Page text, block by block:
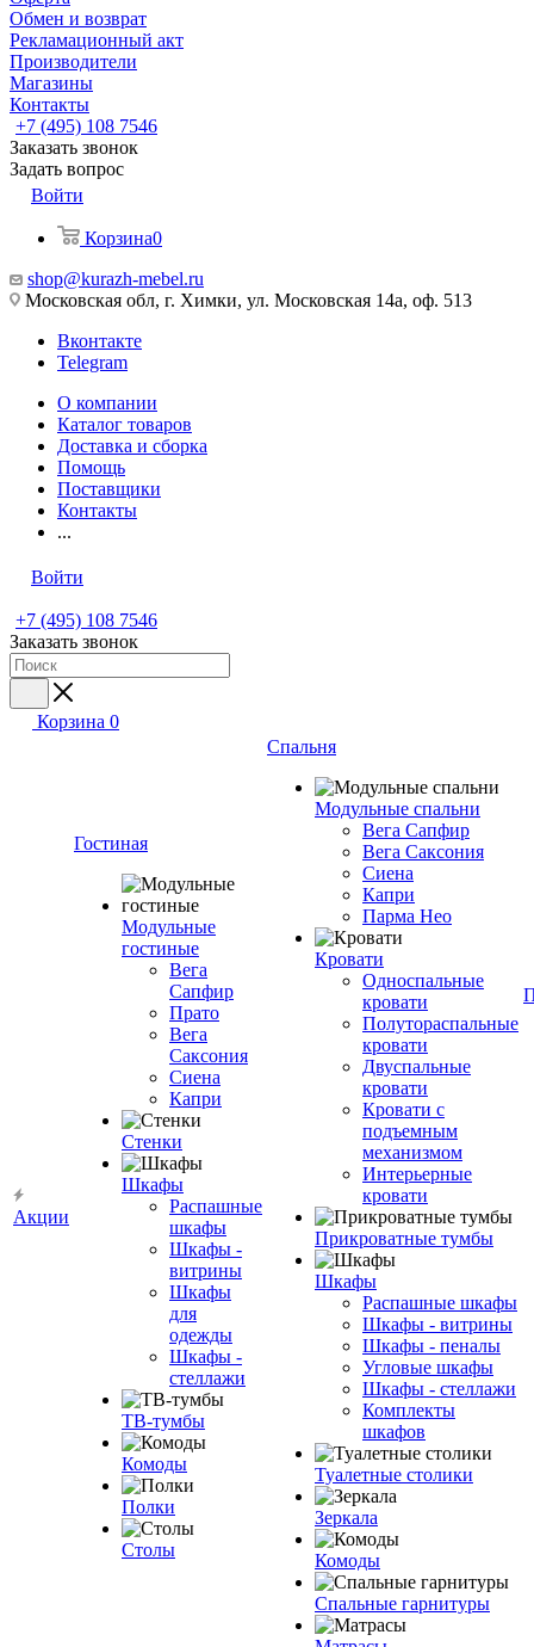
Обмен и возврат
Рекламационный акт
Производители
Магазины
Контакты
+7 (495) 108 7546
Заказать звонок
Задать вопрос
Войти
Корзина0
shop@kurazh-mebel.ru
Московская обл, г. Химки, ул. Московская 14а, оф. 513
Вконтакте
Telegram
О компании
Каталог товаров
Доставка и сборка
Помощь
Поставщики
Контакты
...
Войти
+7 (495) 108 7546
Заказать звонок
Корзина 0
Акции
Гостиная
Модульные
гостиные
Вега
Сапфир
Прато
Вега
Саксония
Сиена
Капри
Стенки
Шкафы
Распашные
шкафы
Шкафы -
витрины
Шкафы
для
одежды
Шкафы -
стеллажи
ТВ-тумбы
Комоды
Полки
Столы
Спальня
Модульные спальни
Вега Сапфир
Вега Саксония
Сиена
Капри
Парма Нео
Кровати
Односпальные
кровати
Полутораспальные
кровати
Двуспальные
кровати
Кровати с
подъемным
механизмом
Интерьерные
кровати
Прикроватные тумбы
Шкафы
Распашные шкафы
Шкафы - витрины
Шкафы - пеналы
Угловые шкафы
Шкафы - стеллажи
Комплекты
шкафов
Туалетные столики
Зеркала
Комоды
Спальные гарнитуры